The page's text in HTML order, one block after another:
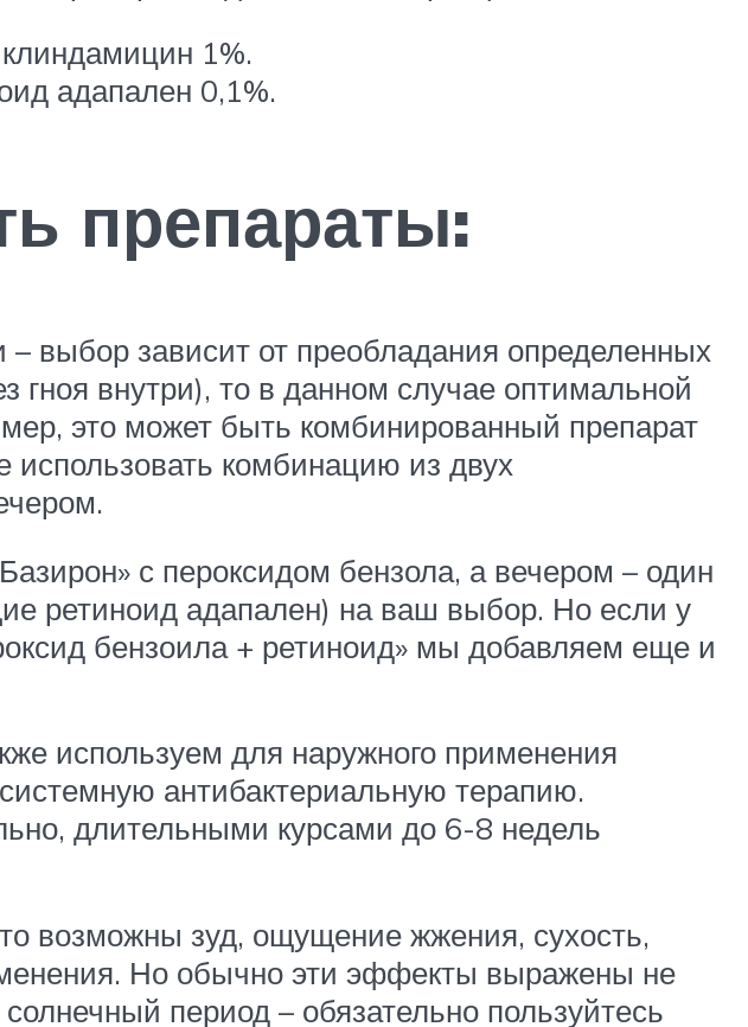
1%.
адапален 0,1%.
препараты:
выбор зависит от преобладания определенных
внутри), то в данном случае оптимальной
это может быть комбинированный препарат
комбинацию из двух
с пероксидом бензола, а вечером – один
ретиноид адапален) на ваш выбор. Но если у
бензоила + ретиноид» мы добавляем еще и
используем для наружного применения
антибактериальную терапию.
длительными курсами до 6-8 недель
возможны зуд, ощущение жжения, сухость,
Но обычно эти эффекты выражены не
период – обязательно пользуйтесь